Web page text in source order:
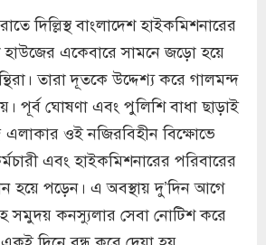
দিল্লিস্থ বাংলাদেশ হাইকমিশনারের
হাউজের একেবারে সামনে জড়ো হয়ে
তারা দূতকে উদ্দেশ্য করে গালমন্দ
পূর্ব ঘোষণা এবং পুলিশি বাধা ছাড়াই
এলাকার ওই নজিরবিহীন বিক্ষোভে
এবং হাইকমিশনারের পরিবারের
হয়ে পড়েন। এ অবস্থায় দু’দিন আগে
সমুদয় কনস্যুলার সেবা নোটিশ করে
দিনে বন্ধ করে দেয়া হয়